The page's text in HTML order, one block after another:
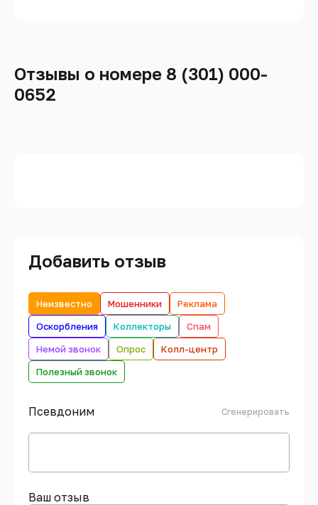
Отзывы о номере 8 (301) 000-
0652
Добавить отзыв
Неизвестно Мошенники
Реклама
Оскорбления
Коллекторы
Спам
Немой звонок
Опрос
Колл-центр
Полезный звонок
Псевдоним Сгенерировать
Ваш отзыв